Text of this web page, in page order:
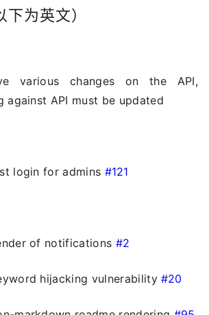
为英文）
various changes on the API,
against API must be updated
login for admins #121
of notifications #2
hijacking vulnerability#20